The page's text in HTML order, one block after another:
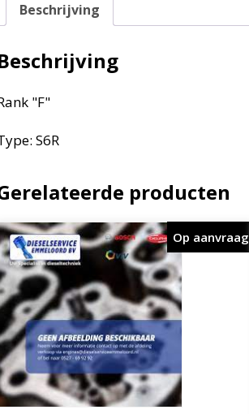
Beschrijving
"F"
S6R
producten
Op aanvraag